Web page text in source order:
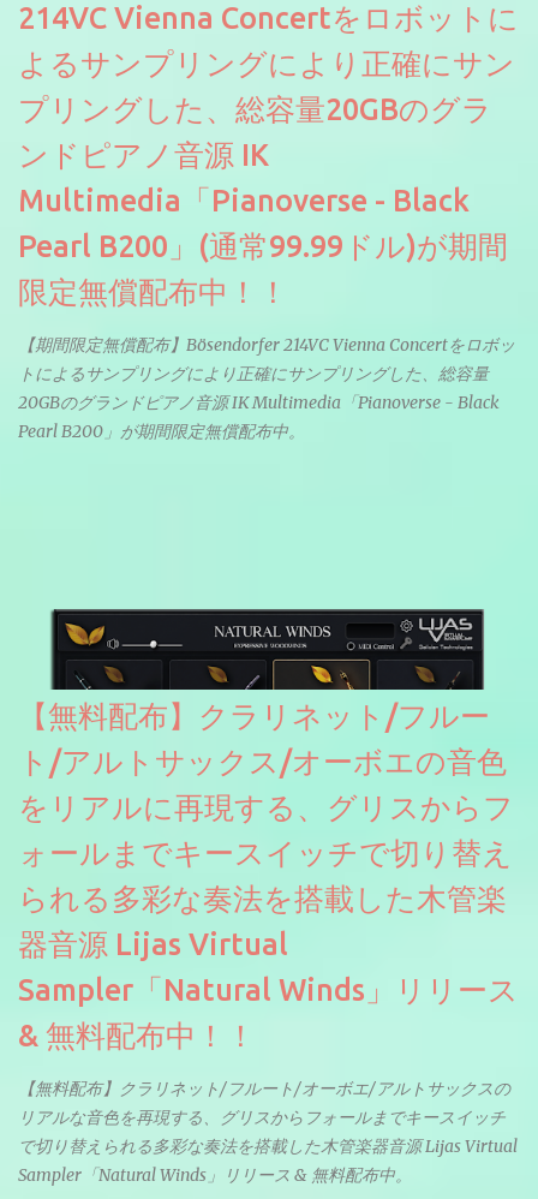
214VC Vienna Concertをロボットに
よるサンプリングにより正確にサン
プリングした、総容量20GBのグラ
ンドピアノ音源 IK
Multimedia「Pianoverse - Black
Pearl B200」(通常99.99ドル)が期間
限定無償配布中！！
【期間限定無償配布】Bösendorfer 214VC Vienna Concertをロボッ
トによるサンプリングにより正確にサンプリングした、総容量
20GBのグランドピアノ音源 IK Multimedia「Pianoverse - Black
Pearl B200」が期間限定無償配布中。
【無料配布】クラリネット/フルー
ト/アルトサックス/オーボエの音色
をリアルに再現する、グリスからフ
ォールまでキースイッチで切り替え
られる多彩な奏法を搭載した木管楽
器音源 Lijas Virtual
Sampler「Natural Winds」リリース
& 無料配布中！！
【無料配布】クラリネット/フルート/オーボエ/アルトサックスの
リアルな音色を再現する、グリスからフォールまでキースイッチ
で切り替えられる多彩な奏法を搭載した木管楽器音源 Lijas Virtual
Sampler「Natural Winds」リリース & 無料配布中。